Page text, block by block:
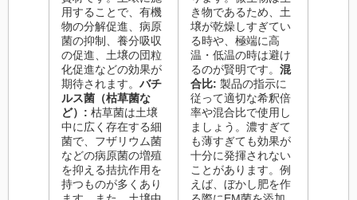
用することで、有機
物の分解促進、病原
菌の抑制、養分吸収
の促進、土壌の団粒
化促進などの効果が
期待されます。 バチ
ルス菌（枯草菌な
ど）: 枯草菌は土壌
中に広く存在する細
菌で、フザリウム菌
などの病原菌の増殖
を抑える拮抗作用を
持つものが多くあり
き物であるため、土
壌が乾燥しすぎてい
る時や、極端に高
温・低温の時は避け
るのが賢明です。 混
合比: 製品の指示に
従って適切な希釈倍
率や混合比で使用し
ましょう。濃すぎて
も薄すぎても効果が
十分に発揮されない
ことがあります。例
えば、ぼかし肥を作